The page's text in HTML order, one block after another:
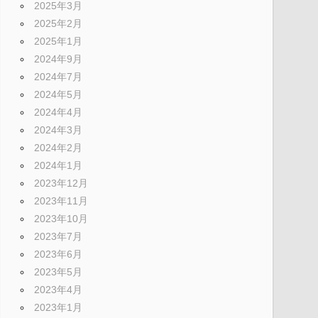
2025年3月
2025年2月
2025年1月
2024年9月
2024年7月
2024年5月
2024年4月
2024年3月
2024年2月
2024年1月
2023年12月
2023年11月
2023年10月
2023年7月
2023年6月
2023年5月
2023年4月
2023年1月